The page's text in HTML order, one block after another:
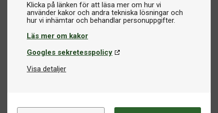
Klicka på länken för att läsa mer om hur vi
använder kakor och andra tekniska lösningar och
Läs mer om kakor
Googles sekretesspolicy
Visa detaljer